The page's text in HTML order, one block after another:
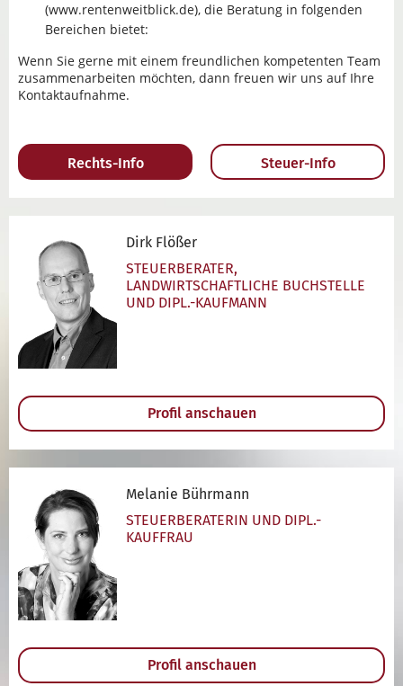
(www.rentenweitblick.de), die Beratung in folgenden
Bereichen bietet:
Wenn Sie gerne mit einem freundlichen kompetenten Team
zusammenarbeiten möchten, dann freuen wir uns auf Ihre
Kontaktaufnahme.
Rechts-Info Steuer-Info
STEUERBERATER,
LANDWIRTSCHAFTLICHE BUCHSTELLE
UND DIPL.-KAUFMANN
Dirk Flößer
Profil anschauen
STEUERBERATERIN UND DIPL.-
KAUFFRAU
Melanie Bührmann
Profil anschauen